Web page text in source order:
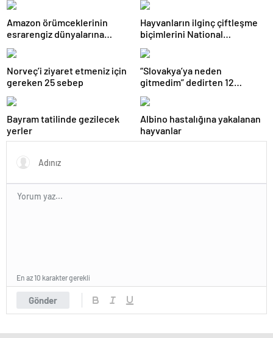
Amazon örümceklerinin
esrarengiz dünyalarına
Hayvanların ilginç çiftleşme
biçimlerini National
Norveç’i ziyaret etmeniz için
gereken 25 sebep
“Slovakya’ya neden
gitmedim” dedirten 12
Bayram tatilinde gezilecek
yerler
Albino hastalığına yakalanan
hayvanlar
Gönder
En az 10 karakter gerekli